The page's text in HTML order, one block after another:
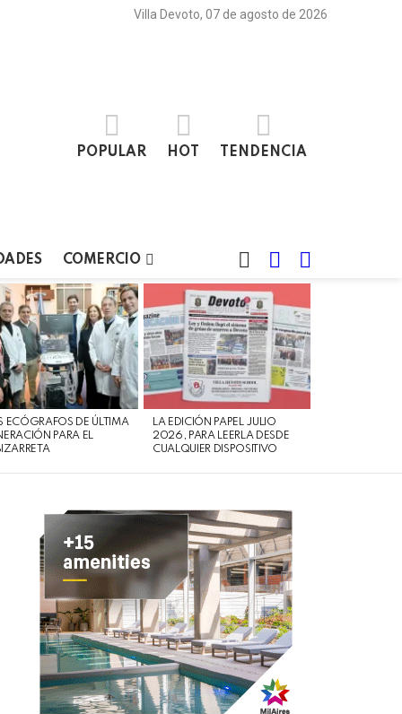
Villa Devoto, 07 de agosto de 2026
POPULAR HOT TENDENCIA
COMERCIO
SWITCH
SKIN
BUSCAR
ECÓGRAFOS DE ÚLTIMA
PARA EL
LA EDICIÓN PAPEL JULIO
2026, PARA LEERLA DESDE
CUALQUIER DISPOSITIVO